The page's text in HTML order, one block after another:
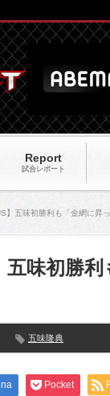
Report
試合レポート
】五味初勝利も「金網に昇
五味初勝
五味隆典
Pocket